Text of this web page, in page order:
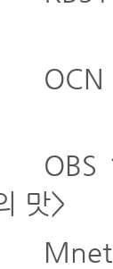
OCN
OBS
맛>
Mnet